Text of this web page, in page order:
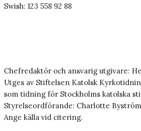
Swish: 123 558 92 88
Chefredaktör och ansvarig utgivare:
Utges av Stiftelsen Katolsk
som tidning för Stockholms katolska
Styrelseordförande: Charlotte Byström
Ange källa vid citering.